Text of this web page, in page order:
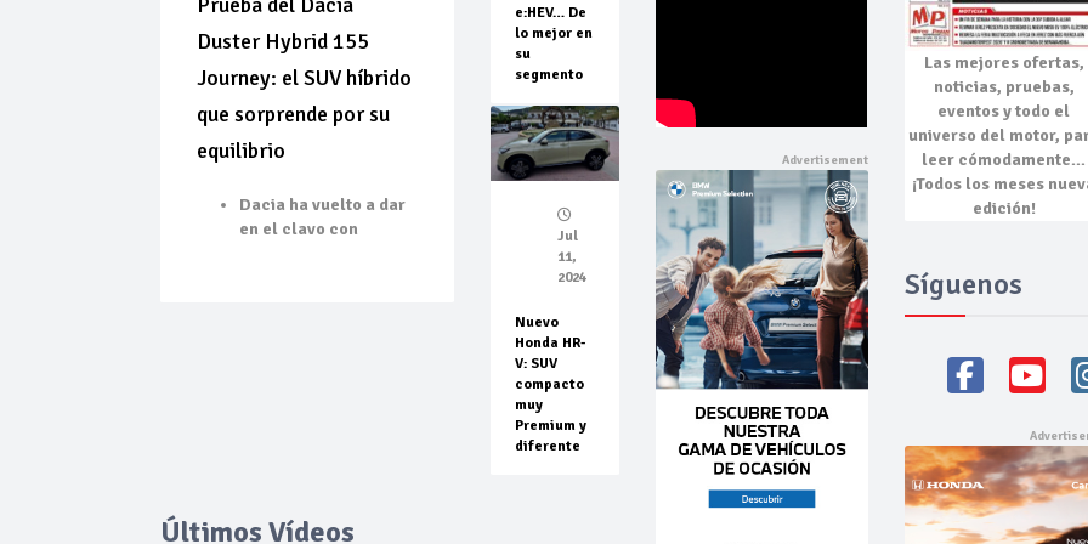
Duster Hybrid 155
Journey: el SUV híbrido
que sorprende por su
equilibrio
Dacia ha vuelto a dar
en el clavo con
e:HEV… De
lo mejor en
su
segmento
Jul
11,
2024
Nuevo
Honda HR-
V: SUV
compacto
muy
Premium y
diferente
Últimos Vídeos
Las mejores ofertas,
noticias, pruebas,
eventosy todo el
universo del motor,
leer cómodamente…
¡Todos los meses
edición!
Síguenos